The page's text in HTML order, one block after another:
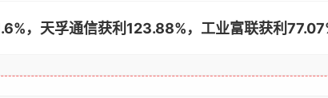
，天孚通信获利123.88%，工业富联获利